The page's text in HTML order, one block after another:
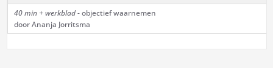
40 min + werkblad- objectief waarnemen
door Ananja Jorritsma